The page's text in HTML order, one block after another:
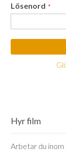
Lösenord
Hyr film
Arbetar du inom